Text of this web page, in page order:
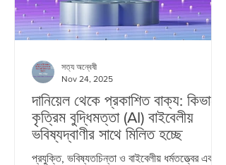
দানিয়েল থেকে প্রকাশিত বাক্য: কিভাবে
কৃত্রিম বুদ্ধিমত্তা (AI) বাইবেলীয়
ভবিষ্যদ্বাণীর সাথে মিলিত হচ্ছে
প্রযুক্তি, ভবিষ্যতচিন্তা ও বাইবেলীয় ধর্মতত্ত্বের একটি
সত্য অন্বেষী
Nov 24, 2025